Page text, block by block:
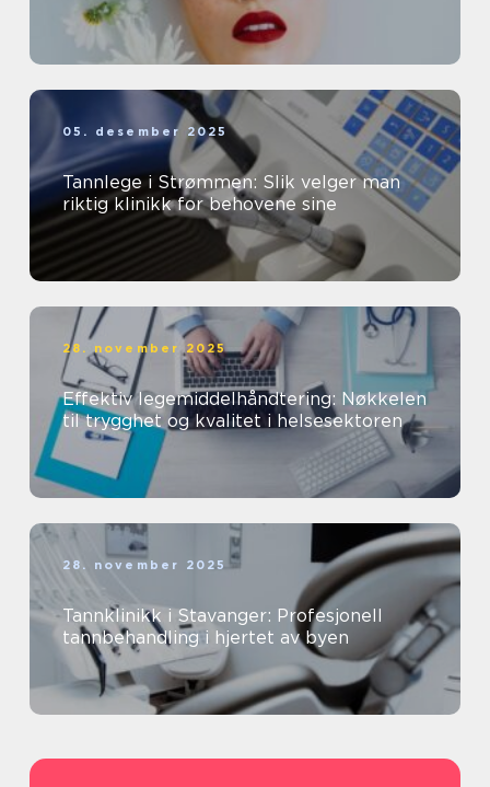
05. desember 2025
Tannlege i Strømmen: Slik velger man
riktig klinikk for behovene sine
28. november 2025
Effektiv legemiddelhåndtering: Nøkkelen
til trygghet og kvalitet i helsesektoren
28. november 2025
Tannklinikk i Stavanger: Profesjonell
tannbehandling i hjertet av byen